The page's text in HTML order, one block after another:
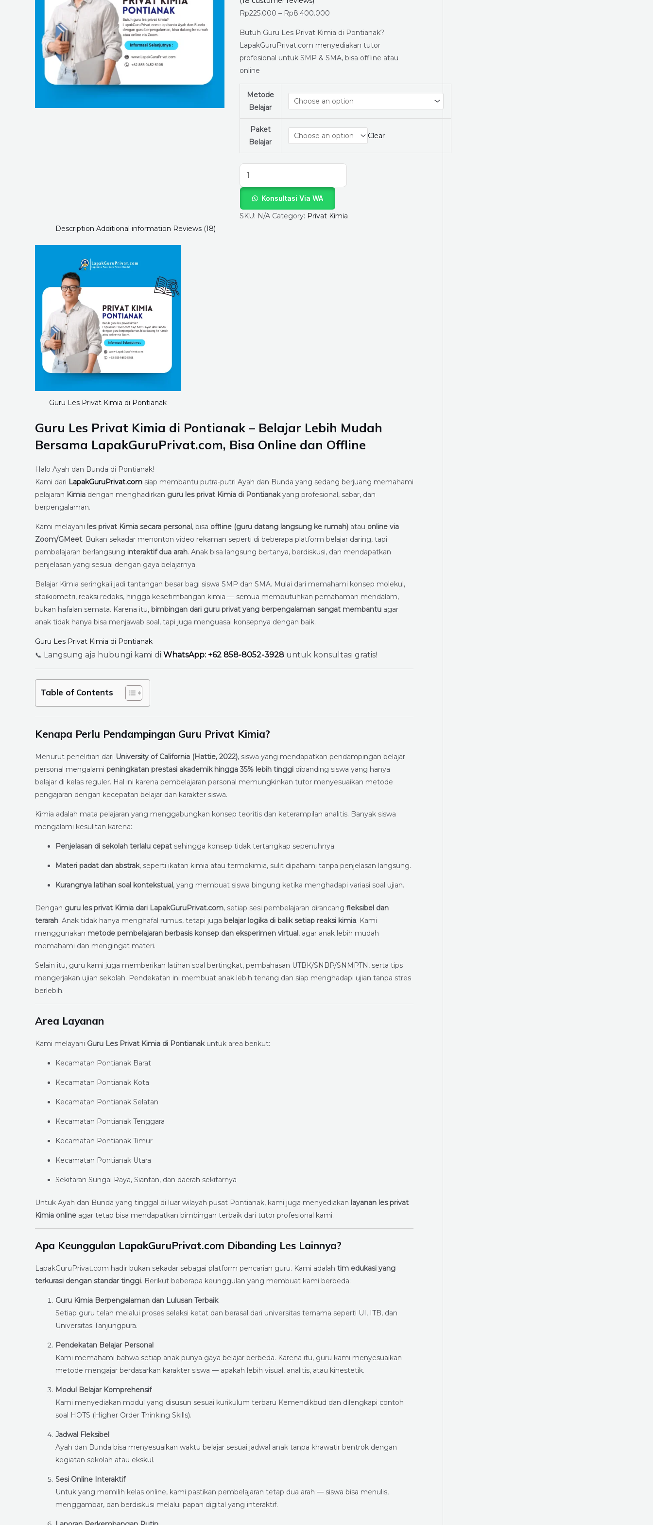
Rp225.000 – Rp8.400.000
Butuh Guru Les Privat Kimia di Pontianak?
LapakGuruPrivat.com menyediakan tutor
profesional untuk SMP & SMA, bisa offline atau
online
Metode
Belajar
Paket
Belajar
Clear
Belajar
Mudah
Bersama
LapakGuruPrivat.com,
Bisa
quantity
Konsultasi Via WA
SKU: N/A Category: Privat Kimia
Description Additional information Reviews (18)
Guru Les Privat Kimia di Pontianak
Guru Les Privat Kimia di Pontianak – Belajar Lebih Mudah
Bersama LapakGuruPrivat.com, Bisa Online dan Offline
Halo Ayah dan Bunda di Pontianak!
Kami dari LapakGuruPrivat.com siap membantu putra-putri Ayah dan Bunda yang sedang berjuang memahami
pelajaran Kimia dengan menghadirkan guru les privat Kimia di Pontianakyang profesional, sabar, dan
berpengalaman.
Kami melayani les privat Kimia secara personal, bisa offline (guru datang langsung ke rumah) atau online via
Zoom/GMeet. Bukan sekadar menonton video rekaman seperti di beberapa platform belajar daring, tapi
pembelajaran berlangsung interaktif dua arah. Anak bisa langsung bertanya, berdiskusi, dan mendapatkan
penjelasan yang sesuai dengan gaya belajarnya.
Belajar Kimia seringkali jadi tantangan besar bagi siswa SMP dan SMA. Mulai dari memahami konsep molekul,
stoikiometri, reaksi redoks, hingga kesetimbangan kimia — semua membutuhkan pemahaman mendalam,
bukan hafalan semata. Karena itu, bimbingan dari guru privat yang berpengalaman sangat membantu agar
anak tidak hanya bisa menjawab soal, tapi juga menguasai konsepnya dengan baik.
Guru Les Privat Kimia di Pontianak
📞 Langsung aja hubungi kami di WhatsApp: +62 858-8052-3928 untuk konsultasi gratis!
Table of Contents
Kenapa Perlu Pendampingan Guru Privat Kimia?
Menurut penelitian dari University of California (Hattie, 2022), siswa yang mendapatkan pendampingan belajar
personal mengalami peningkatan prestasi akademik hingga 35% lebih tinggi dibanding siswa yang hanya
belajar di kelas reguler. Hal ini karena pembelajaran personal memungkinkan tutor menyesuaikan metode
pengajaran dengan kecepatan belajar dan karakter siswa.
Kimia adalah mata pelajaran yang menggabungkan konsep teoritis dan keterampilan analitis. Banyak siswa
mengalami kesulitan karena:
Penjelasan di sekolah terlalu cepat sehingga konsep tidak tertangkap sepenuhnya.
Materi padat dan abstrak, seperti ikatan kimia atau termokimia, sulit dipahami tanpa penjelasan langsung.
Kurangnya latihan soal kontekstual, yang membuat siswa bingung ketika menghadapi variasi soal ujian.
Dengan guru les privat Kimia dari LapakGuruPrivat.com, setiap sesi pembelajaran dirancang fleksibel dan
terarah. Anak tidak hanya menghafal rumus, tetapi juga belajar logika di balik setiap reaksi kimia. Kami
menggunakan metode pembelajaran berbasis konsep dan eksperimen virtual, agar anak lebih mudah
memahami dan mengingat materi.
Selain itu, guru kami juga memberikan latihan soal bertingkat, pembahasan UTBK/SNBP/SNMPTN, serta tips
mengerjakan ujian sekolah. Pendekatan ini membuat anak lebih tenang dan siap menghadapi ujian tanpa stres
berlebih.
Area Layanan
Kami melayani Guru Les Privat Kimia di Pontianakuntuk area berikut:
Kecamatan Pontianak Barat
Kecamatan Pontianak Kota
Kecamatan Pontianak Selatan
Kecamatan Pontianak Tenggara
Kecamatan Pontianak Timur
Kecamatan Pontianak Utara
Sekitaran Sungai Raya, Siantan, dan daerah sekitarnya
Untuk Ayah dan Bunda yang tinggal di luar wilayah pusat Pontianak, kami juga menyediakan layanan les privat
Kimia online agar tetap bisa mendapatkan bimbingan terbaik dari tutor profesional kami.
Apa Keunggulan LapakGuruPrivat.com Dibanding Les Lainnya?
LapakGuruPrivat.com hadir bukan sekadar sebagai platform pencarian guru. Kami adalah tim edukasi yang
terkurasi dengan standar tinggi. Berikut beberapa keunggulan yang membuat kami berbeda:
Guru Kimia Berpengalaman dan Lulusan Terbaik
Setiap guru telah melalui proses seleksi ketat dan berasal dari universitas ternama seperti UI, ITB, dan
Universitas Tanjungpura.
Pendekatan Belajar Personal
Kami memahami bahwa setiap anak punya gaya belajar berbeda. Karena itu, guru kami menyesuaikan
metode mengajar berdasarkan karakter siswa — apakah lebih visual, analitis, atau kinestetik.
Modul Belajar Komprehensif
Kami menyediakan modul yang disusun sesuai kurikulum terbaru Kemendikbud dan dilengkapi contoh
soal HOTS (Higher Order Thinking Skills).
Jadwal Fleksibel
Ayah dan Bunda bisa menyesuaikan waktu belajar sesuai jadwal anak tanpa khawatir bentrok dengan
kegiatan sekolah atau ekskul.
Sesi Online Interaktif
Untuk yang memilih kelas online, kami pastikan pembelajaran tetap dua arah — siswa bisa menulis,
menggambar, dan berdiskusi melalui papan digital yang interaktif.